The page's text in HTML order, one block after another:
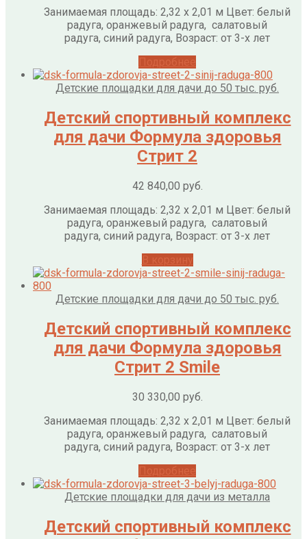
Занимаемая площадь: 2,32 х 2,01 м Цвет: белый
радуга, оранжевый радуга, салатовый
радуга, синий радуга, Возраст: от 3-х лет
Детские площадки для дачи до 50 тыс. руб.
Детский спортивный комплекс
для дачи Формула здоровья
Стрит 2
42 840,00 руб.
Занимаемая площадь: 2,32 х 2,01 м Цвет: белый
радуга, оранжевый радуга, салатовый
радуга, синий радуга, Возраст: от 3-х лет
Детские площадки для дачи до 50 тыс. руб.
Детский спортивный комплекс
для дачи Формула здоровья
Стрит 2 Smile
30 330,00 руб.
Занимаемая площадь: 2,32 х 2,01 м Цвет: белый
радуга, оранжевый радуга, салатовый
радуга, синий радуга, Возраст: от 3-х лет
Детские площадки для дачи из металла
Детский спортивный комплекс